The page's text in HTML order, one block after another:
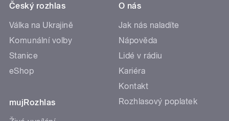
Český rozhlas
Válka na Ukrajině
Komunální volby
Stanice
eShop
mujRozhlas
O nás
Jak nás naladíte
Nápověda
Lidé v rádiu
Kariéra
Kontakt
Rozhlasový poplatek